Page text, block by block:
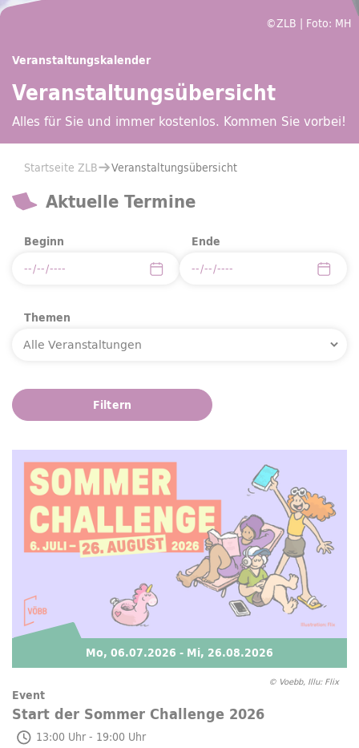
©ZLB | Foto: MH
Veranstaltungskalender
Veranstaltungsübersicht
Alles für Sie und immer kostenlos. Kommen Sie vorbei!
Sie befinden sich hier:
Startseite ZLB Veranstaltungsübersicht
Aktuelle Termine
Beginn Ende
Themen
Filtern
© Voebb, Illu: Flix
Mo, 06.07.2026 - Mi, 26.08.2026
Event
Start der Sommer Challenge 2026
Mo, 06.07.2026 - Mi, 26.08.2026
13:00 Uhr - 19:00 Uhr